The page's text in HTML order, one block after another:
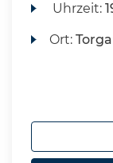
Uhrzeit:
Ort: